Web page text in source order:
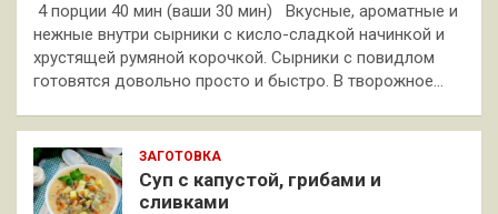
4 порции 40 мин (ваши 30 мин) Вкусные, ароматные и
нежные внутри сырники с кисло-сладкой начинкой и
хрустящей румяной корочкой. Сырники с повидлом
готовятся довольно просто и быстро. В творожное…
ЗАГОТОВКА
Суп с капустой, грибами и
сливками